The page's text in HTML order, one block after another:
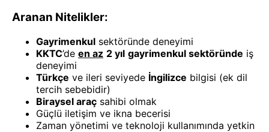
Aranan Nitelikler:
Gayrimenkul sektöründe deneyimi
KKTC’de en az 2 yıl gayrimenkul sektöründe iş
deneyimi
Türkçe ve ileri seviyede İngilizce bilgisi (ek dil
tercih sebebidir)
Biraysel araç sahibi olmak
Güçlü iletişim ve ikna becerisi
Zaman yönetimi ve teknoloji kullanımında yetkin